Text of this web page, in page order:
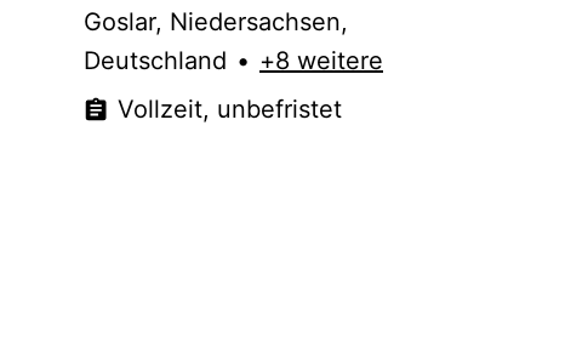
Goslar, Niedersachsen,
Deutschland • +8 weitere
Vollzeit, unbefristet